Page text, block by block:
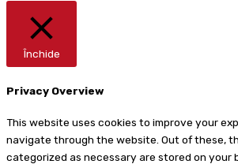
Închide
Privacy Overview
This website uses cookies to improve your
navigate through the website. Out of these,
categorized as necessary are stored on your